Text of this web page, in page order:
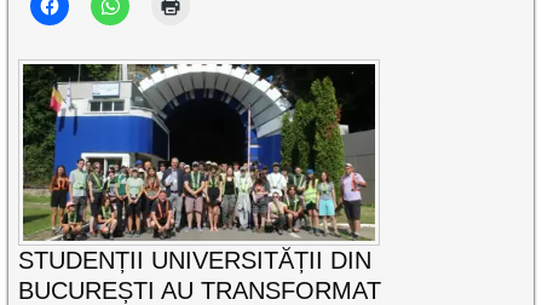
STUDENȚII UNIVERSITĂȚII DIN
BUCUREȘTI AU TRANSFORMAT